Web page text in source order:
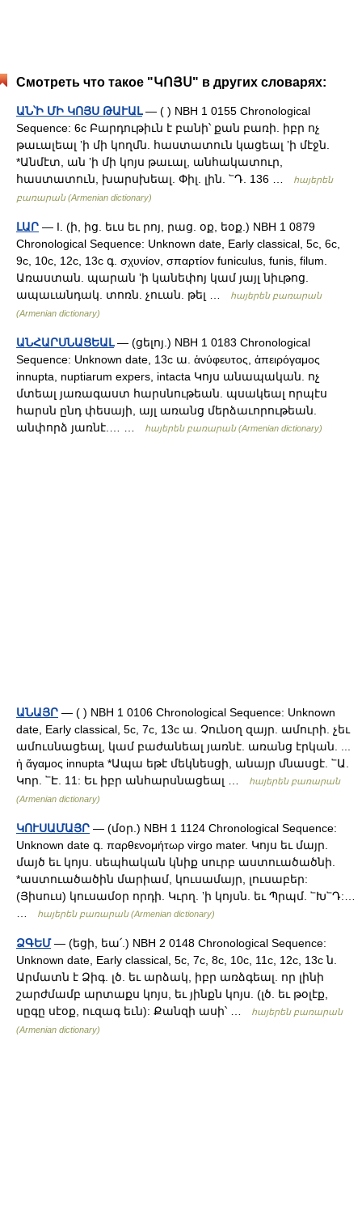
Смотреть что такое "ԿՈՅՍ" в других словарях:
ԱՆ՝Ի ՄԻ ԿՈՅՍ ԹԱՒԱԼ— ( ) NBH 1 0155 Chronological
Sequence: 6c Բարդութիւն է բանի՝ քան բառի. իբր ոչ
թաւալեալ ʼի մի կողմն. հաստատուն կացեալ ʼի մէջն.
*Անմէտ, ան ʼի մի կոյս թաւալ, անհակատուր,
հաստատուն, խարսխեալ. Փիլ. լին. ՟Դ. 136 …
հայերեն
բառարան (Armenian dictionary)
ԼԱՐ — I. (ի, ից. եւս եւ րոյ, րաց. օք, եօք.) NBH 1 0879
Chronological Sequence: Unknown date, Early classical, 5c, 6c,
9c, 10c, 12c, 13c գ. σχυνίον, σπαρτίον funiculus, funis, filum.
Առաստան. պարան ʼի կանեփոյ կամ յայլ նիւթոց.
ապաւանդակ. տոռն. չուան. թել …
հայերեն բառարան
(Armenian dictionary)
ԱՆՀԱՐՍՆԱՑԵԱԼ— (ցելոյ.) NBH 1 0183 Chronological
Sequence: Unknown date, 13c ա. ἁνύφευτος, ἁπειρόγαμος
innupta, nuptiarum expers, intacta Կոյս անապական. ոչ
մտեալ յառագաստ հարսնութեան. պսակեալ որպէս
հարսն ընդ փեսայի, այլ առանց մերձաւորութեան.
անփորձ յառնէ.… …
հայերեն բառարան (Armenian dictionary)
ԱՆԱՅՐ — ( ) NBH 1 0106 Chronological Sequence: Unknown
date, Early classical, 5c, 7c, 13c ա. Չունօղ զայր. ամուրի. չեւ
ամուսնացեալ, կամ բաժանեալ յառնէ. առանց էրկան. ...
ἠ ἅγαμος innupta *Ապա եթէ մեկնեսցի, անայր մնասցէ. ՟Ա.
Կոր. ՟Է. 11: Եւ իբր անհարսնացեալ …
հայերեն բառարան
(Armenian dictionary)
ԿՈՒՍԱՄԱՅՐ — (մօր.) NBH 1 1124 Chronological Sequence:
Unknown date գ. παρθενομήτωρ virgo mater. Կոյս եւ մայր.
մայծ եւ կոյս. սեպհական կնիք սուրբ աստուածածնի.
*աստուածածին մարիամ, կուսամայր, լուսաբեր:
(Յիսուս) կուսամօր որդի. Կւրղ. ʼի կոյսն. եւ Պրպմ. ՟Խ՟Դ:…
հայերեն բառարան (Armenian dictionary)
ՁԳԵՄ— (եցի, եա՛.) NBH 2 0148 Chronological Sequence:
Unknown date, Early classical, 5c, 7c, 8c, 10c, 11c, 12c, 13c ն.
Արմատն է Ձիգ. լծ. եւ արձակ, իբր առձգեալ. որ լինի
շարժմամբ արտաքս կոյս, եւ յինքն կոյս. (լծ. եւ թօլէք,
սըգը սէօք, ուզագ եւն): Քանզի ասի՝ …
հայերեն բառարան
(Armenian dictionary)